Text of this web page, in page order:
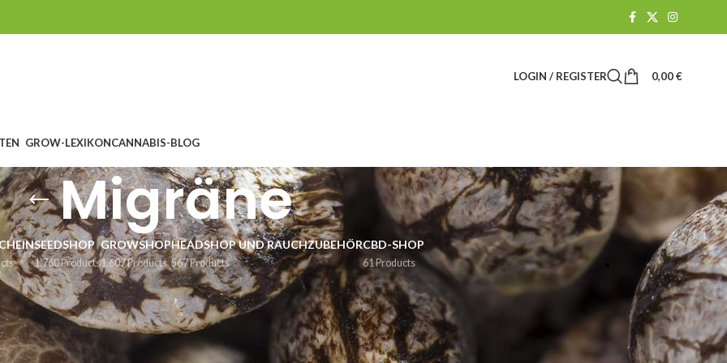
LOGIN / REGISTER 0,00€
GROW-LEXIKONCANNABIS-BLOG
Migräne
SEEDSHOP
1.760 Products
GROWSHOP
1.607 Products
HEADSHOP UND RAUCHZUBEHÖR
567 Products
CBD-SHOP
61 Products
gegen Migräne
/medizinische Cannabis Samen/Migräne Show 9 24 36